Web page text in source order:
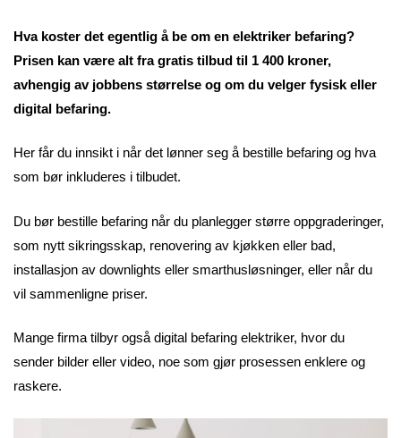
Hva koster det egentlig å be om en elektriker befaring?
Prisen kan være alt fra gratis tilbud til 1 400 kroner,
avhengig av jobbens størrelse og om du velger fysisk eller
digital befaring.
Her får du innsikt i når det lønner seg å bestille befaring og hva
som bør inkluderes i tilbudet.
Du bør bestille befaring når du planlegger større oppgraderinger,
som nytt sikringsskap, renovering av kjøkken eller bad,
installasjon av downlights eller smarthusløsninger, eller når du
vil sammenligne priser.
Mange firma tilbyr også digital befaring elektriker, hvor du
sender bilder eller video, noe som gjør prosessen enklere og
raskere.